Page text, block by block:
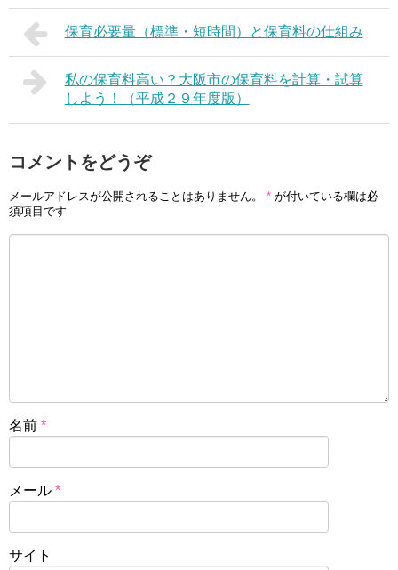
保育必要量（標準・短時間）と保育料の仕組み
私の保育料高い？大阪市の保育料を計算・試算
しよう！（平成２９年度版）
コメントをどうぞ
メールアドレスが公開されることはありません。 * が付いている欄は必
須項目です
名前 *
メール *
サイト